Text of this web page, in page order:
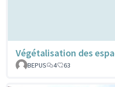
Végétalisation des
BEPUS
4 63